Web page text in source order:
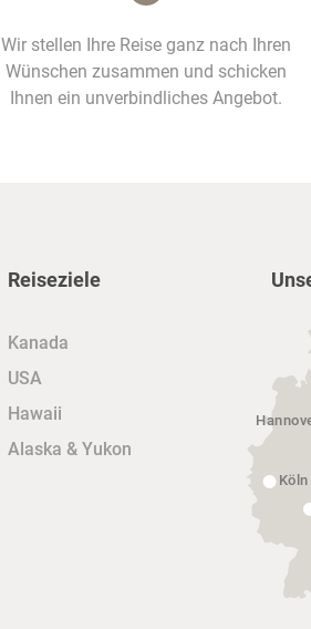
Wir stellen Ihre Reise ganz nach Ihren
Wünschen zusammen und schicken
Ihnen ein unverbindliches Angebot.
Reiseziele
Kanada
USA
Hawaii
Alaska & Yukon
Köln